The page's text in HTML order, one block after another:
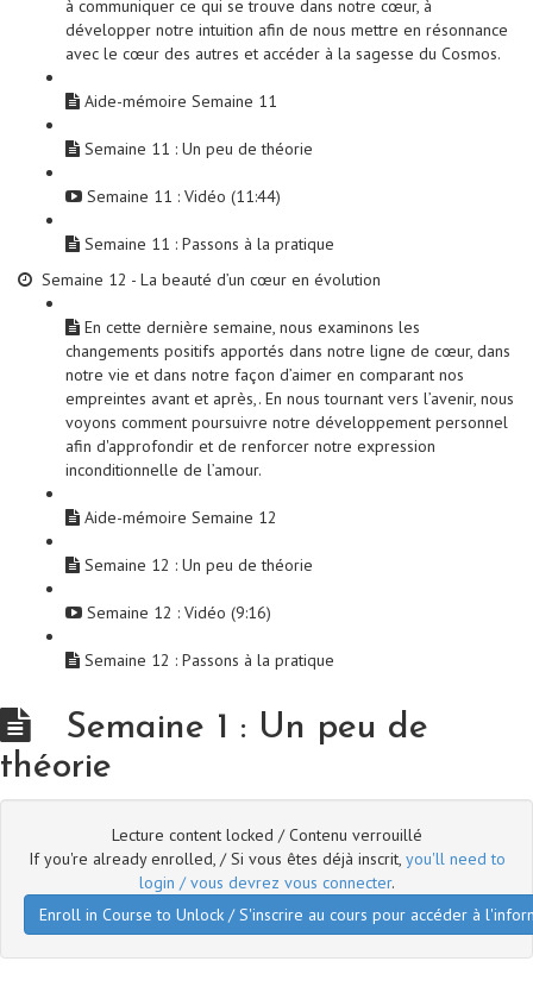
à communiquer ce qui se trouve dans notre cœur, à
développer notre intuition afin de nous mettre en résonnance
avec le cœur des autres et accéder à la sagesse du Cosmos.
Aide-mémoire Semaine 11
Semaine 11 : Un peu de théorie
Semaine 11 : Vidéo (11:44)
Semaine 11 : Passons à la pratique
Semaine 12 - La beauté d’un cœur en évolution
En cette dernière semaine, nous examinons les
changements positifs apportés dans notre ligne de cœur, dans
notre vie et dans notre façon d’aimer en comparant nos
empreintes avant et après,. En nous tournant vers l’avenir, nous
voyons comment poursuivre notre développement personnel
afin d'approfondir et de renforcer notre expression
inconditionnelle de l’amour.
Aide-mémoire Semaine 12
Semaine 12 : Un peu de théorie
Semaine 12 : Vidéo (9:16)
Semaine 12 : Passons à la pratique
Semaine 1 : Un peu de
théorie
Lecture content locked / Contenu verrouillé
If you're already enrolled, / Si vous êtes déjà inscrit, you'll need to
login / vous devrez vous connecter.
Enroll in Course to Unlock / S'inscrire au cours pour accéder à